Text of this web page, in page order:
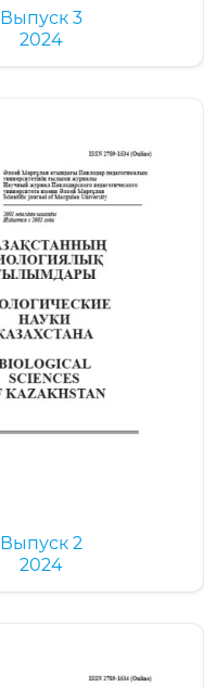
Выпуск 3
2024
Выпуск 2
2024